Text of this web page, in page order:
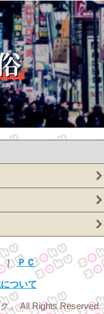
|ＰＣ
ついて
」 All Rights Reserved.